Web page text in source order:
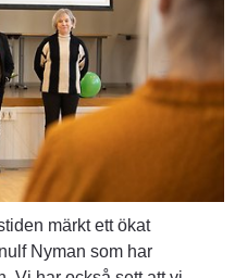
märkt ett ökat
Nyman som har